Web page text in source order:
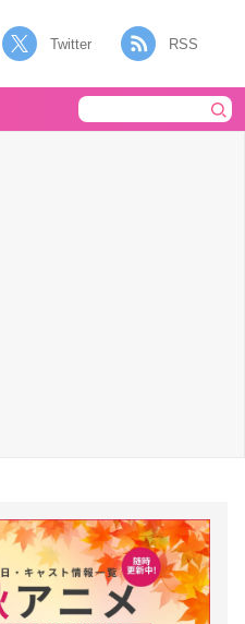
Twitter RSS